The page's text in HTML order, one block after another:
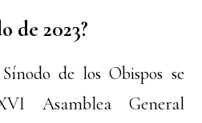
de 2023?
de los Obispos se
Asamblea General